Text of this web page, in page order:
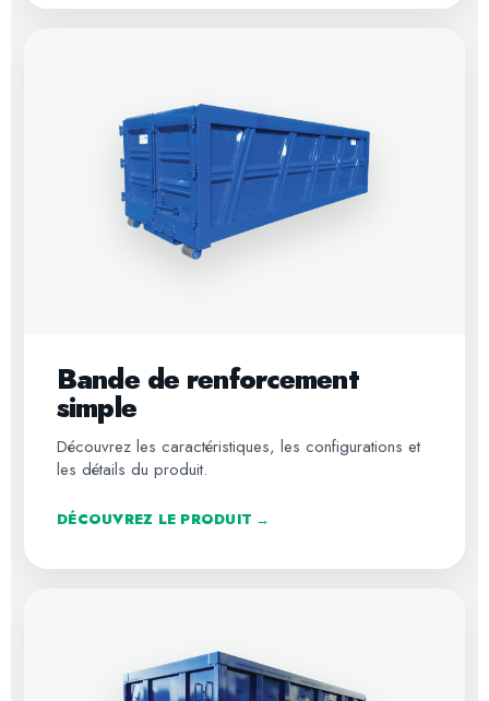
Bande de renforcement
simple
Découvrez les caractéristiques, les configurations et
les détails du produit.
DÉCOUVREZ LE PRODUIT →